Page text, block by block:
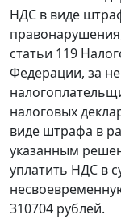
НДС в виде
статьи 119
Федерации, за
налоговых
виде штрафа в
указанным
уплатить НДС в
310704 рублей.